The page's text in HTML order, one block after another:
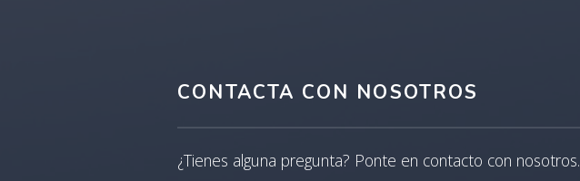
CONTACTA CON NOSOTROS
¿Tienes alguna pregunta? Ponte en contacto con nosotros.